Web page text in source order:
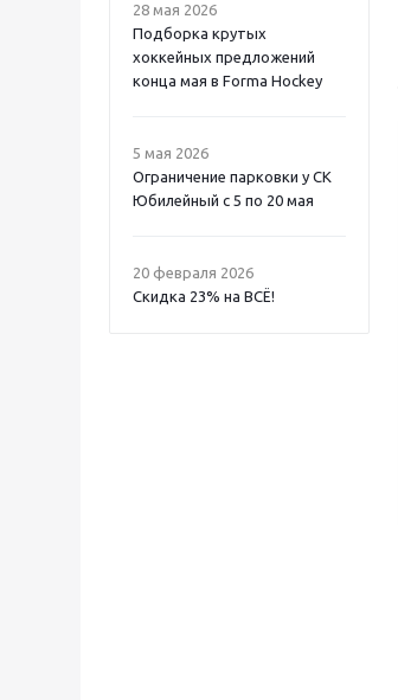
28 мая 2026
Подборка крутых
хоккейных предложений
конца мая в Forma Hockey
5 мая 2026
Ограничение парковки у СК
Юбилейный с 5 по 20 мая
20 февраля 2026
Скидка 23% на ВСË!